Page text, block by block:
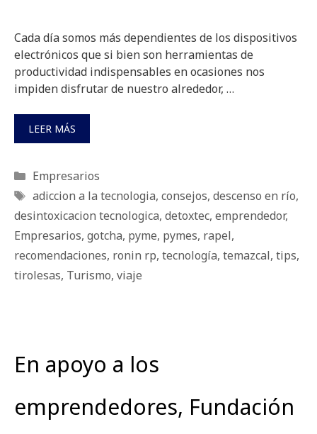
Cada día somos más dependientes de los dispositivos
electrónicos que si bien son herramientas de
productividad indispensables en ocasiones nos
impiden disfrutar de nuestro alrededor, …
LEER MÁS
Categorías
Empresarios
Etiquetas
adiccion a la tecnologia, consejos, descenso en río,
desintoxicacion tecnologica, detoxtec, emprendedor,
Empresarios, gotcha, pyme, pymes, rapel,
recomendaciones, ronin rp, tecnología, temazcal, tips,
tirolesas, Turismo, viaje
En apoyo a los
emprendedores, Fundación